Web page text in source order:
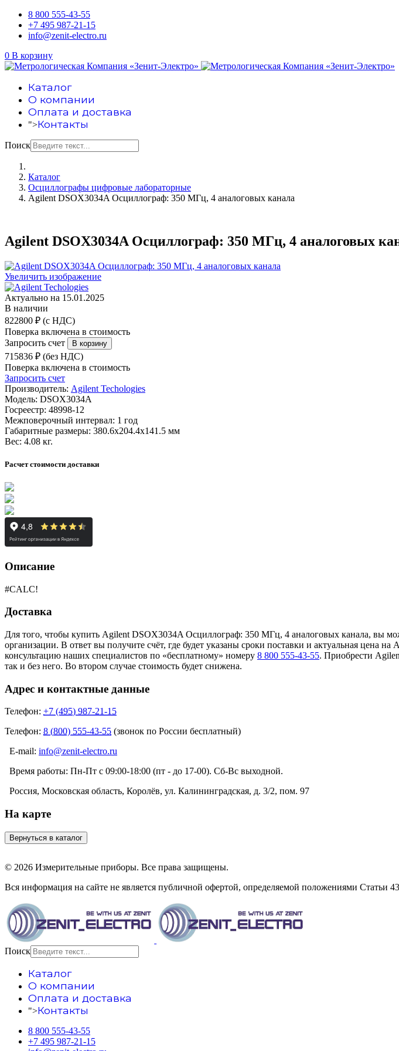
8 800 555-43-55
+7 495 987-21-15
info@zenit-electro.ru
0 В корзину
Каталог
О компании
Оплата и доставка
">Контакты
Поиск
Каталог
Осциллографы цифровые лабораторные
Agilent DSOX3034A Осциллограф: 350 МГц, 4 аналоговых канала
Agilent DSOX3034A Осциллограф: 350 МГц, 4 аналоговых
Увеличить изображение
Актуально на 15.01.2025
В наличии
822800 ₽ (с НДС)
Поверка включена в стоимость
Запросить счет
715836 ₽ (без НДС)
Поверка включена в стоимость
Запросить счет
Производитель: Agilent Techologies
Модель: DSOX3034A
Госреестр: 48998-12
Межповерочный интервал: 1 год
Габаритные размеры: 380.6х204.4х141.5 мм
Вес: 4.08 кг.
Расчет стоимости доставки
Описание
#CALC!
Доставка
Для того, чтобы купить Agilent DSOX3034A Осциллограф: 350 МГц, 4 аналоговых канала, вы
организации. В ответ вы получите счёт, где будет указаны сроки поставки и актуальная
консультацию наших специалистов по «бесплатному» номеру 8 800 555-43-55. Приобрести
так и без него. Во втором случае стоимость будет снижена.
Адрес и контактные данные
Телефон: +7 (495) 987-21-15
Телефон: 8 (800) 555-43-55 (звонок по России бесплатный)
E-mail: info@zenit-electro.ru
Время работы: Пн-Пт с 09:00-18:00 (пт - до 17-00). Сб-Вс выходной.
Россия, Московская область, Королёв, ул. Калининградская, д. 3/2, пом. 97
На карте
© 2026 Измерительные приборы. Все права защищены.
Вся информация на сайте не является публичной офертой, определяемой положениями Статьи
Поиск
Каталог
О компании
Оплата и доставка
">Контакты
8 800 555-43-55
+7 495 987-21-15